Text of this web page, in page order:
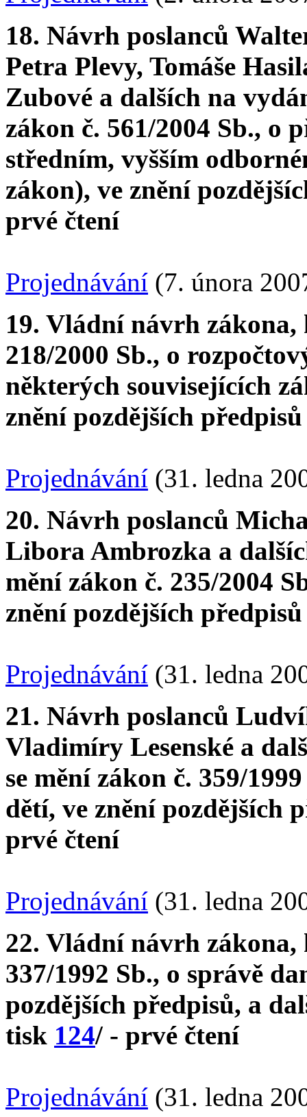
18. Návrh poslanců
Petra Plevy, Tomáše
Zubové a dalších na
zákon č. 561/2004 Sb., o
středním, vyšším
zákon), ve znění
prvé čtení
Projednávání (7. února
19. Vládní návrh zákona,
218/2000 Sb., o
některých souvisejících
znění pozdějších
Projednávání (31. ledna
20. Návrh poslanců
Libora Ambrozka a
mění zákon č. 235/2004
znění pozdějších
Projednávání (31. ledna
21. Návrh poslanců
Vladimíry Lesenské a
se mění zákon č. 359/
dětí, ve znění pozdějších
prvé čtení
Projednávání (31. ledna
22. Vládní návrh zákona,
337/1992 Sb., o správě
pozdějších předpisů, a
tisk 124/ - prvé čtení
Projednávání (31. ledna